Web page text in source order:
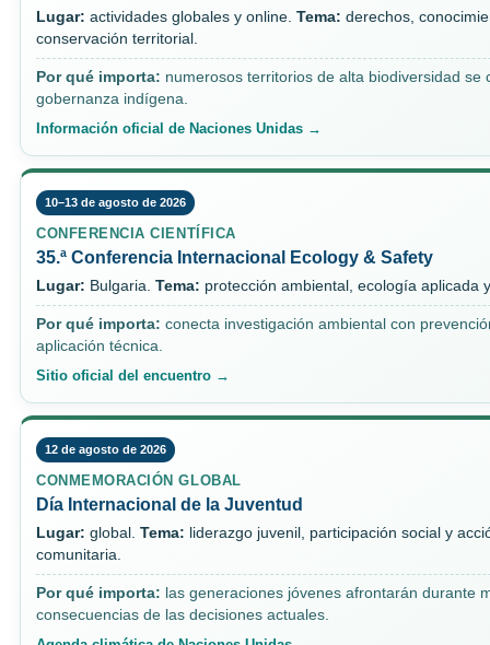
Lugar: actividades globales y online. Tema: derechos,
conservación territorial.
Por qué importa: numerosos territorios de alta biodiversidad se
gobernanza indígena.
Información oficial de Naciones Unidas →
10–13 de agosto de 2026
CONFERENCIA CIENTÍFICA
35.ª Conferencia Internacional Ecology & Safety
Lugar: Bulgaria. Tema: protección ambiental, ecología aplicada
Por qué importa: conecta investigación ambiental con
aplicación técnica.
Sitio oficial del encuentro →
12 de agosto de 2026
CONMEMORACIÓN GLOBAL
Día Internacional de la Juventud
Lugar: global. Tema: liderazgo juvenil, participación social y
comunitaria.
Por qué importa: las generaciones jóvenes afrontarán durante
consecuencias de las decisiones actuales.